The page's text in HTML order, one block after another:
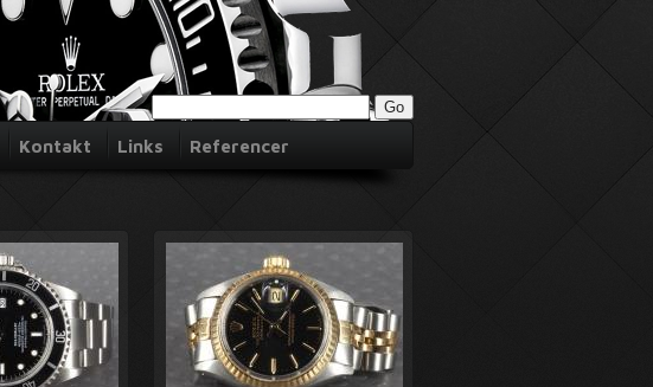
Kontakt Links Referencer